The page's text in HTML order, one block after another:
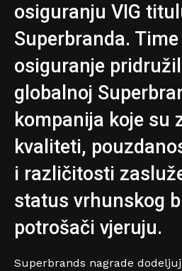
osiguranju VIG
Superbranda.
osiguranje
globalnoj
kompanija koje su
kvaliteti,
i različitosti
status vrhunskog
potrošači vjeruju.
Superbrands nagrade